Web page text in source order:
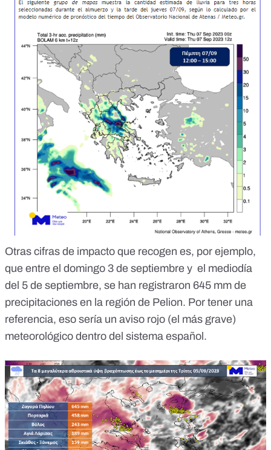
Otras cifras de impacto que recogen es, por ejemplo,
que entre el domingo 3 de septiembre y el mediodía
del 5 de septiembre, se han registraron 645 mm de
precipitaciones en la región de Pelion. Por tener una
referencia, eso sería un aviso rojo (el más grave)
meteorológico dentro del sistema español.